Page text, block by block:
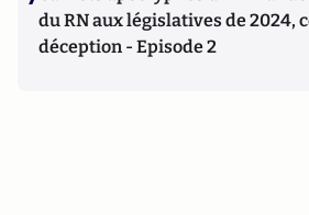
du RN aux législatives de 2024,
déception - Episode 2